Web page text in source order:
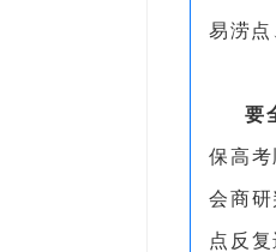
易涝点
要
保高
会商
点反